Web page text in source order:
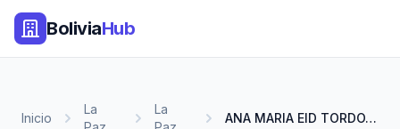
BoliviaHub
Inicio
La
La
ANA MARIA EID TORDOYA